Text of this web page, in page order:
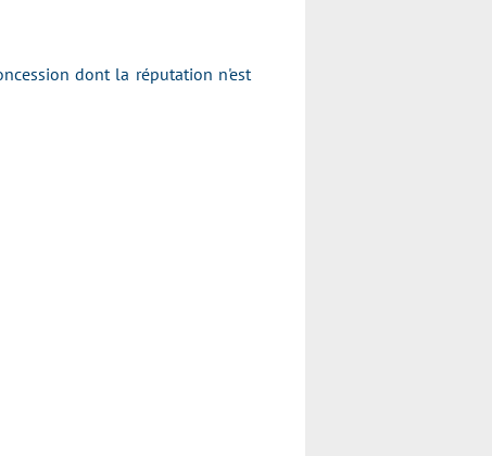
dont la réputation n'est